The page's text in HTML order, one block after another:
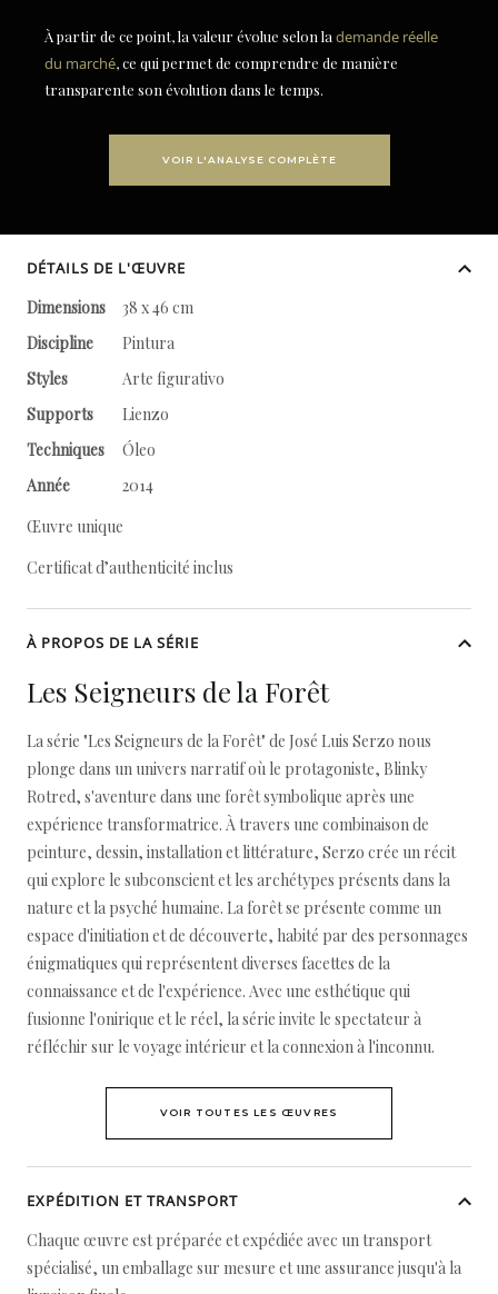
À partir de ce point, la valeur évolue selon la demande réelle
du marché, ce qui permet de comprendre de manière
transparente son évolution dans le temps.
VOIR L'ANALYSE COMPLÈTE
DÉTAILS DE L'ŒUVRE
Dimensions
38 x 46 cm
Discipline
Pintura
Styles
Arte figurativo
Supports
Lienzo
Techniques
Óleo
Année
2014
Œuvre unique
Certificat d’authenticité inclus
À PROPOS DE LA SÉRIE
Les Seigneurs de la Forêt
La série "Les Seigneurs de la Forêt" de José Luis Serzo nous
plonge dans un univers narratif où le protagoniste, Blinky
Rotred, s'aventure dans une forêt symbolique après une
expérience transformatrice. À travers une combinaison de
peinture, dessin, installation et littérature, Serzo crée un récit
qui explore le subconscient et les archétypes présents dans la
nature et la psyché humaine. La forêt se présente comme un
espace d'initiation et de découverte, habité par des personnages
énigmatiques qui représentent diverses facettes de la
connaissance et de l'expérience. Avec une esthétique qui
fusionne l'onirique et le réel, la série invite le spectateur à
réfléchir sur le voyage intérieur et la connexion à l'inconnu.
VOIR TOUTES LES ŒUVRES
EXPÉDITION ET TRANSPORT
Chaque œuvre est préparée et expédiée avec un transport
spécialisé, un emballage sur mesure et une assurance jusqu'à la